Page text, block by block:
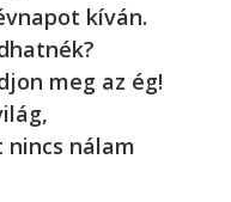
kíván.
meg az ég!
nincs nálam